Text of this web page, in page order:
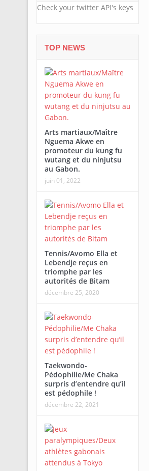
Check your twitter API's keys
TOP NEWS
Arts martiaux/Maître
Nguema Akwe en
promoteur du kung fu
wutang et du ninjutsu
au Gabon.
juin 01, 2022
Tennis/Avomo Ella et
Lebendje reçus en
triomphe par les
autorités de Bitam
décembre 25, 2020
Taekwondo-
Pédophilie/Me Chaka
surpris d’entendre qu’il
est pédophile !
décembre 22, 2021